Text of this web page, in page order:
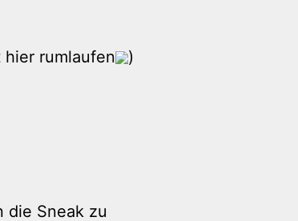
rumlaufen )
die Sneak zu